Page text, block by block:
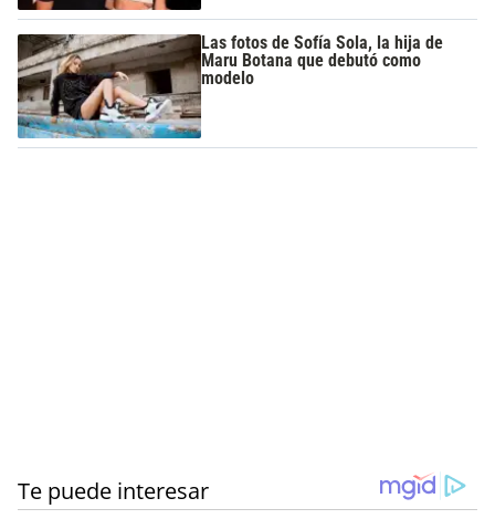
Las fotos de Sofía Sola, la hija de
Maru Botana que debutó como
modelo